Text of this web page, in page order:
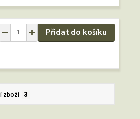
Přidat do košíku
zboží 3